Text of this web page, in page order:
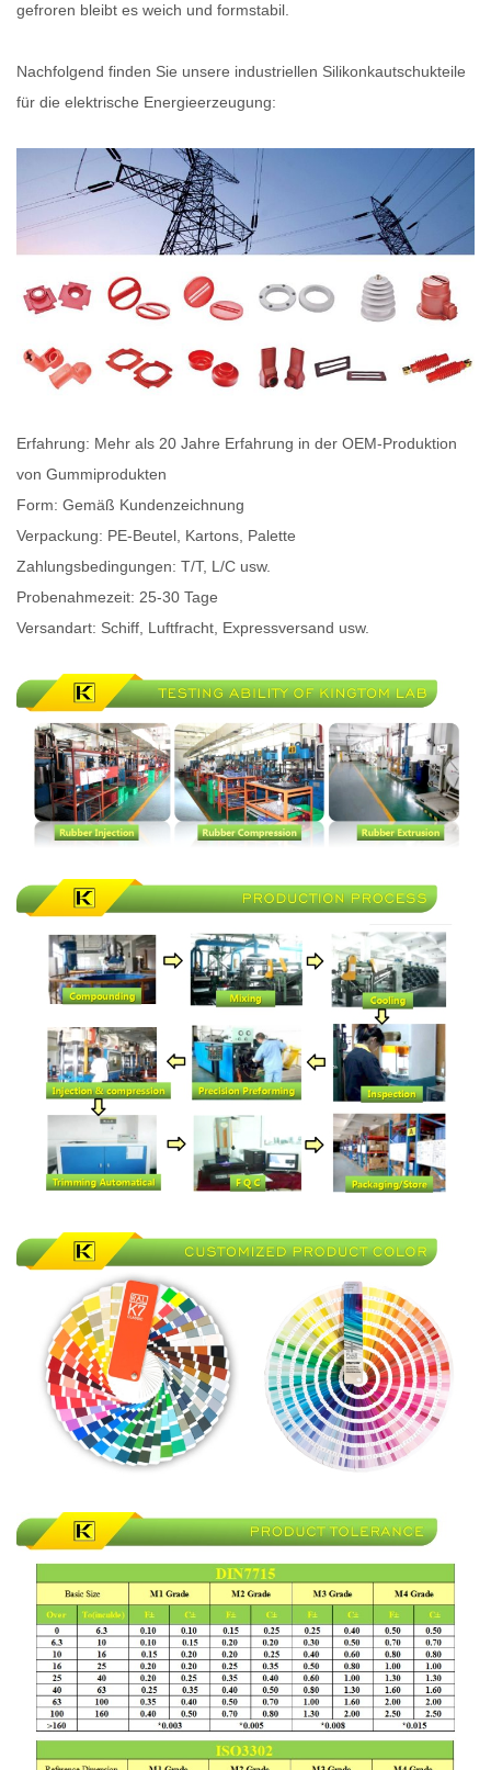
gefroren bleibt es weich und formstabil.
Nachfolgend finden Sie unsere industriellen Silikonkautschukteile
für die elektrische Energieerzeugung:
Erfahrung: Mehr als 20 Jahre Erfahrung in der OEM-Produktion
von Gummiprodukten
Form: Gemäß Kundenzeichnung
Verpackung: PE-Beutel, Kartons, Palette
Zahlungsbedingungen: T/T, L/C usw.
Probenahmezeit: 25-30 Tage
Versandart: Schiff, Luftfracht, Expressversand usw.